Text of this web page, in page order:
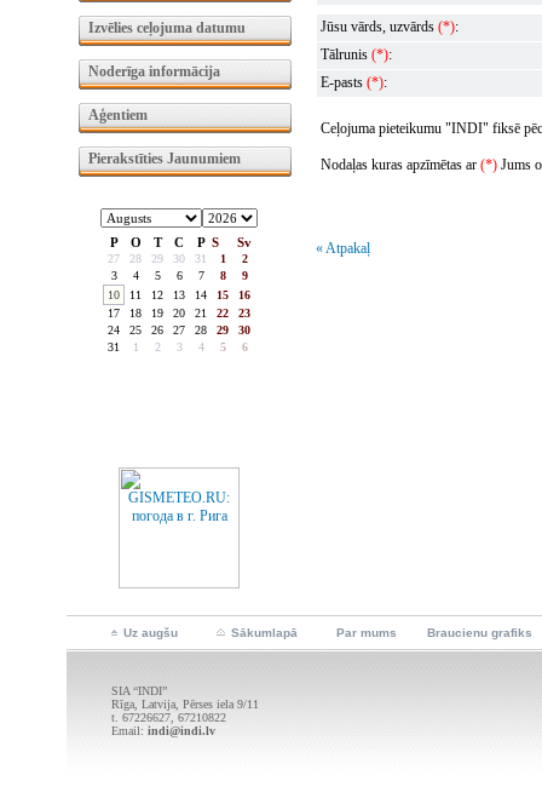
Izvēlies ceļojuma datumu
Noderīga informācija
Aģentiem
Pierakstīties Jaunumiem
P O T C P S Sv
27 28 29 30 31 1
2
3
4 5 6 7 8
9
10
11 12 13 14 15
16
17
18 19 20 21 22
23
24
25 26 27 28 29
30
31
1 2 3 4 5 6
Jūsu vārds, uzvārds (*):
Tālrunis (*):
E-pasts (*):
Ceļojuma pieteikumu "INDI" fiksē
Nodaļas kuras apzīmētas ar (*) Jums
« Atpakaļ
Uz augšu Sākumlapā Par mums Braucienu grafiks
SIA “INDI”
Rīga, Latvija, Pērses iela 9/11
t. 67226627, 67210822
Email: indi@indi.lv